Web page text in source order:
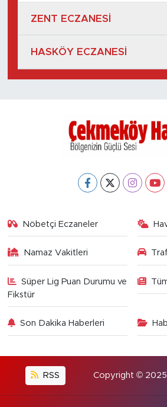
ZENT ECZANESİ
HASKÖY ECZANESİ
Nöbetçi Eczaneler
Namaz Vakitleri
Süper Lig Puan Durumu ve
Fikstür
Son Dakika Haberleri
RSS Copyright © 2025.